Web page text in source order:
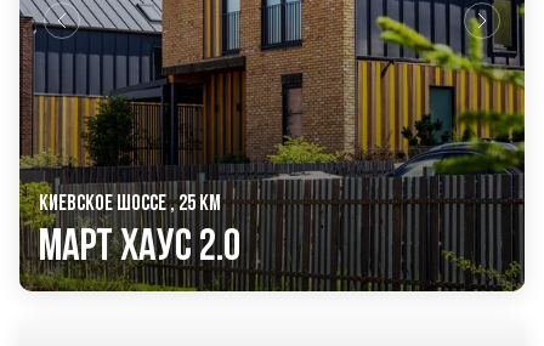
КИЕВСКОЕ ШОССЕ , 25 КМ
Март Хаус 2.0